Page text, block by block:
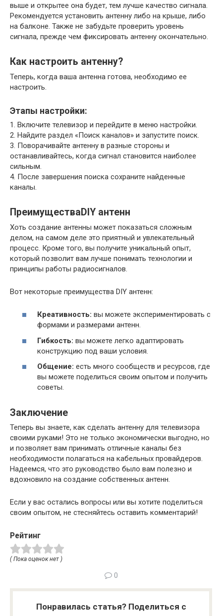
выше и открытее она будет, тем лучше качество сигнала.
Рекомендуется установить антенну либо на крыше, либо
на балконе. Также не забудьте проверить уровень
сигнала, прежде чем фиксировать антенну окончательно.
Как настроить антенну?
Теперь, когда ваша антенна готова, необходимо ее
настроить.
Этапы настройки:
1. Включите телевизор и перейдите в меню настройки.
2. Найдите раздел «Поиск каналов» и запустите поиск.
3. Поворачивайте антенну в разные стороны и
останавливайтесь, когда сигнал становится наиболее
сильным.
4. После завершения поиска сохраните найденные
каналы.
ПреимуществаDIY антенн
Хоть создание антенны может показаться сложным
делом, на самом деле это приятный и увлекательный
процесс. Кроме того, вы получите уникальный опыт,
который позволит вам лучше понимать технологии и
принципы работы радиосигналов.
Вот некоторые преимущества DIY антенн:
Креативность: вы можете экспериментировать с
формами и размерами антенн.
Гибкость: вы можете легко адаптировать
конструкцию под ваши условия.
Общение: есть много сообществ и ресурсов, где
вы можете поделиться своим опытом и получить
советы.
Заключение
Теперь вы знаете, как сделать антенну для телевизора
своими руками! Это не только экономически выгодно, но
и позволяет вам принимать отличные каналы без
необходимости полагаться на кабельных провайдеров.
Надеемся, что это руководство было вам полезно и
вдохновило на создание собственных антенн.
Если у вас остались вопросы или вы хотите поделиться
своим опытом, не стесняйтесь оставить комментарий!
Рейтинг
( Пока оценок нет )
0
Понравилась статья? Поделиться с